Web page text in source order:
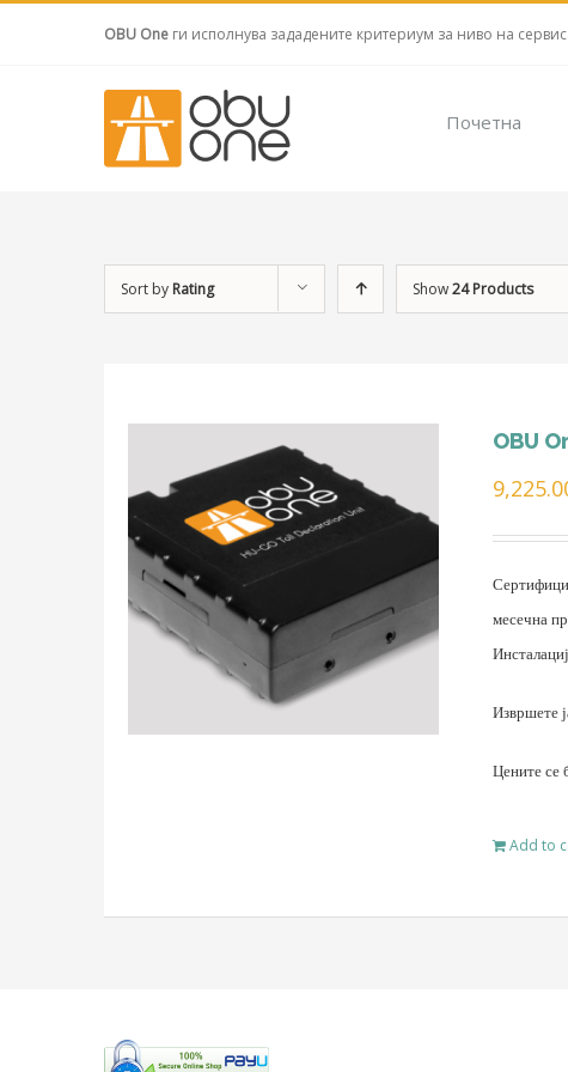
OBU One ги исполнува зададените критериум за ниво на
Почетна
Sort by Rating Show24 Products
OBU
месечна
Извршете
Цените се
Add to